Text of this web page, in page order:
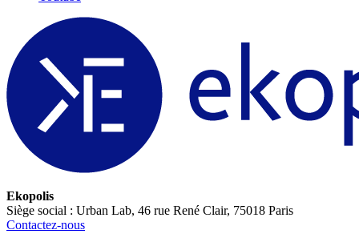
Ekopolis
Siège social : Urban Lab, 46 rue René Clair, 75018 Paris
Contactez-nous